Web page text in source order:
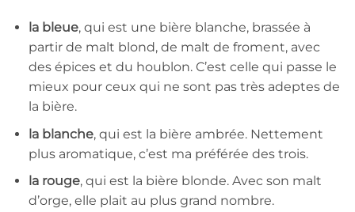
la bleue, qui est une bière blanche, brassée à
partir de malt blond, de malt de froment, avec
des épices et du houblon. C’est celle qui passe le
mieux pour ceux qui ne sont pas très adeptes de
la bière.
la blanche, qui est la bière ambrée. Nettement
plus aromatique, c’est ma préférée des trois.
la rouge, qui est la bière blonde. Avec son malt
d’orge, elle plait au plus grand nombre.